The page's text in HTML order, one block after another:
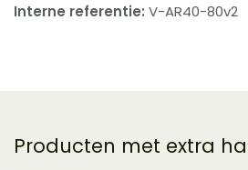
Interne referentie: V-AR40-80v2
Producten met extra